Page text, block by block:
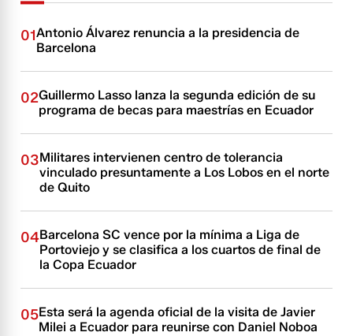
01Antonio Álvarez renuncia a la presidencia de
Barcelona
02Guillermo Lasso lanza la segunda edición de su
programa de becas para maestrías en Ecuador
03Militares intervienen centro de tolerancia
vinculado presuntamente a Los Lobos en el norte
de Quito
04Barcelona SC vence por la mínima a Liga de
Portoviejo y se clasifica a los cuartos de final de
la Copa Ecuador
05Esta será la agenda oficial de la visita de Javier
Milei a Ecuador para reunirse con Daniel Noboa